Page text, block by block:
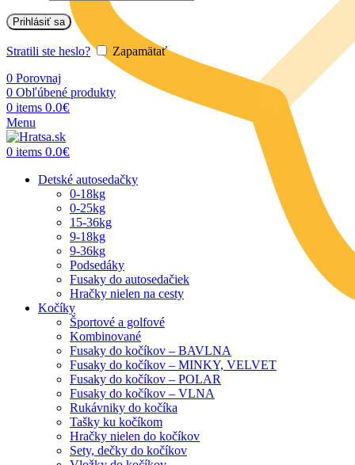
Prihlásiť sa
Stratili ste heslo?
Zapamätať
0 Porovnaj
0 Obľúbené produkty
0 items 0.0€
Menu
0 items 0.0€
Detské autosedačky
0-18kg
0-25kg
15-36kg
9-18kg
9-36kg
Podsedáky
Fusaky do autosedačiek
Hračky nielen na cesty
Kočíky
Športové a golfové
Kombinované
Fusaky do kočíkov – BAVLNA
Fusaky do kočíkov – MINKY, VELVET
Fusaky do kočíkov – POLAR
Fusaky do kočíkov – VLNA
Rukávniky do kočíka
Tašky ku kočíkom
Hračky nielen do kočíkov
Sety, dečky do kočíkov